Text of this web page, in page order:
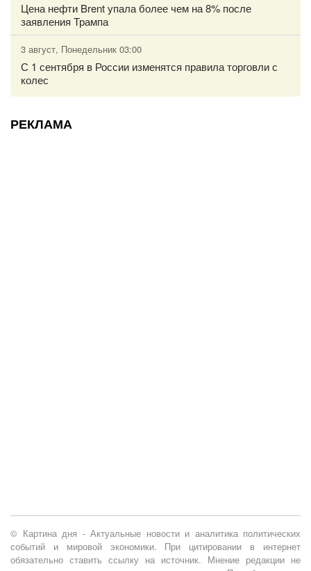
Цена нефти Brent упала более чем на 8% после
заявления Трампа
3 август, Понедельник 03:00
С 1 сентября в России изменятся правила торговли с
колес
РЕКЛАМА
© Картина дня - Актуальные новости и аналитика политических
событий и мировой экономики. При цитировании в интернет
обязательно ставить ссылку на источник. Мнение редакции не